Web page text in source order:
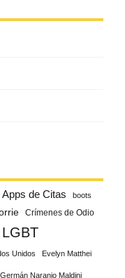
Apps de Citas boots
Crímenes de Odio
Unidos Evelyn Matthei
Germán Naranjo Maldini